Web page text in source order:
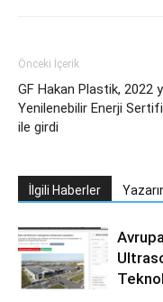
Önceki İçerik
GF Hakan Plastik, 2022
Yenilenebilir Enerji
ile girdi
İlgili Haberler
Avrupa